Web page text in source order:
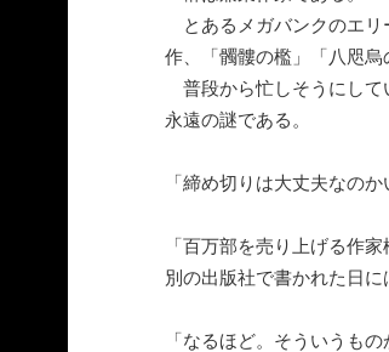
とあるメガバンクのエリ
作、「髑髏の檻」「八咫烏
普段から忙しそうにして
永遠の謎である。
「締め切りは大丈夫なのか
「百万部を売り上げる作
別の出版社で書かれた日に
「なるほど。そういうもの